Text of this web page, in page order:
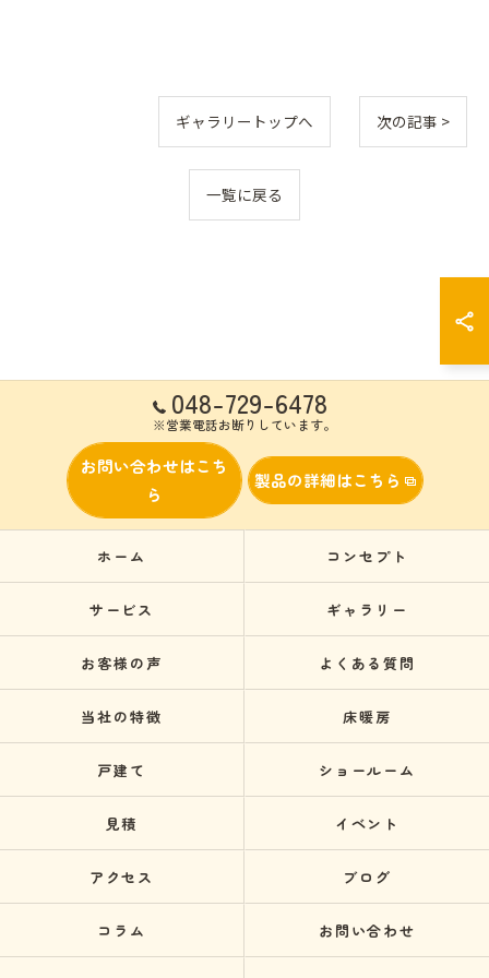
ギャラリートップへ 次の記事 >
一覧に戻る
048-729-6478
※営業電話お断りしています。
お問い合わせはこち
ら
製品の詳細はこちら
ホーム コンセプト
サービス ギャラリー
お客様の声 よくある質問
当社の特徴 床暖房
戸建て ショールーム
見積 イベント
アクセス ブログ
コラム お問い合わせ